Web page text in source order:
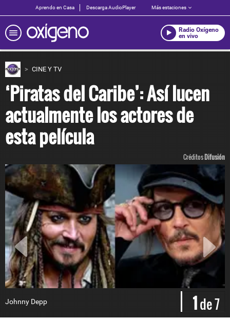
Aprendo en Casa Descarga AudioPlayer Más estaciones
Radio Oxígeno
en vivo
CINE Y TV
‘Piratas del Caribe’: Así lucen
actualmente los actores de
esta película
CréditosDifusión
Johnny Depp 1de 7